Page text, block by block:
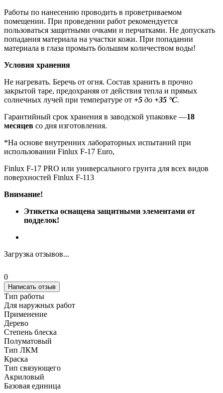
Работы по нанесению проводить в проветриваемом
помещении. При проведении работ рекомендуется
пользоваться защитными очками и перчатками. Не допускать
попадания материала на участки кожи. При попадании
материала в глаза промыть большим количеством воды!
Условия хранения
Не нагревать. Беречь от огня. Состав хранить в прочно
закрытой таре, предохраняя от действия тепла и прямых
солнечных лучей при температуре от +5 до +35 °С.
Гарантийный срок хранения в заводской упаковке —18
месяцев со дня изготовления.
*На основе внутренних лабораторных испытаний при
использовании Finlux F-17 Euro,
Finlux F-17 PRO или универсального грунта для всех видов
поверхностей Finlux F-113
Внимание!
Этикетка оснащена защитными элементами от
подделок!
Загрузка отзывов...
0
Написать отзыв
Тип работы
Для наружных работ
Применение
Дерево
Степень блеска
Полуматовый
Тип ЛКМ
Краска
Тип связующего
Акриловый
Базовая единица